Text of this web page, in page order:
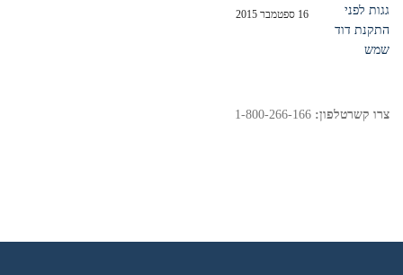
16 ספטמבר 2015
צרו קשרטלפון: